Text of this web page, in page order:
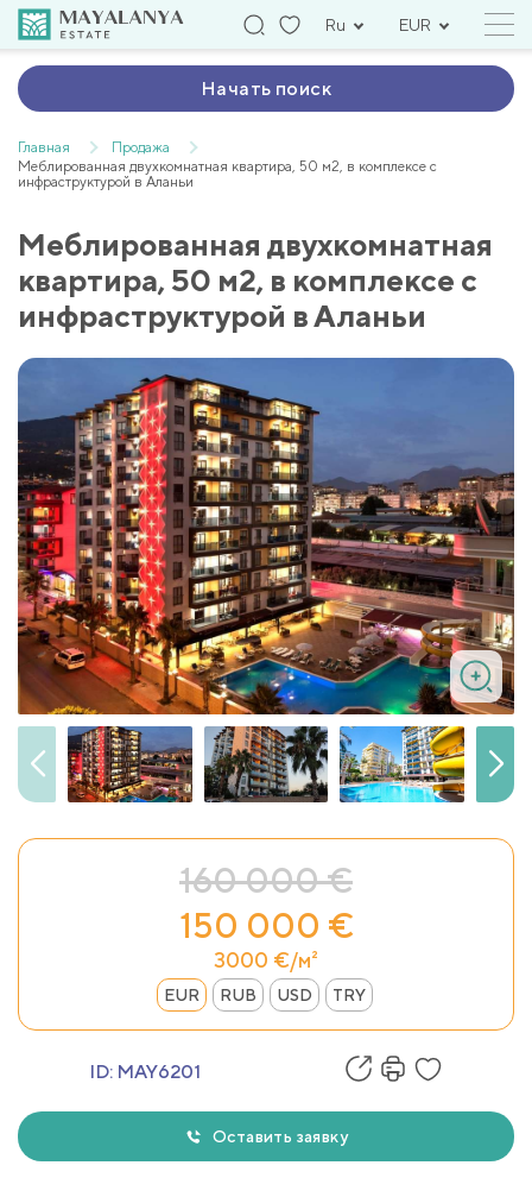
Ru EUR
Начать поиск
Главная
Продажа
Меблированная двухкомнатная квартира, 50 м2, в комплексе с
инфраструктурой в Аланьи
Меблированная двухкомнатная
квартира, 50 м2, в комплексе с
инфраструктурой в Аланьи
160 000 €
150 000 €
3000 €/м²
EUR RUB USD TRY
ID: MAY6201
Оставить заявку